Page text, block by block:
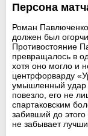
Персона
Роман
должен был
Противостояние
превращалось в
хотя оно могло и
центрфорварду
умышленный удар
повезло, его не
спартаковским
забивший до
не забывает